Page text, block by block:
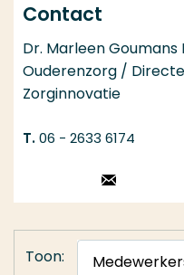
Contact
Dr. Marleen
Ouderenzorg /
Zorginnovatie
06 - 2633 6174
Stuur een
Toon: